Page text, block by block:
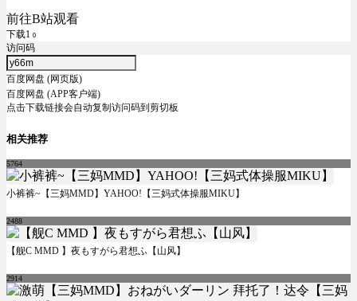
前往B站观看
下载1 0
访问码
百度网盘 (网页版)
百度网盘 (APP客户端)
点击下载链接会自动复制访问码到剪切板
相关推荐
5764
小裤裤~【三妈MMD】YAHOO!【三妈式体操服MIKU】
2488
【舰C MMD 】夜もすがら君想ふ【山风】
2914